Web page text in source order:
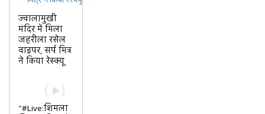
ज्वालामुखी
मंदिर में मिला
जहरीला रसेल
वाइपर, सर्प मित्र
ने किया रेस्क्यू
"#Live:शिमला